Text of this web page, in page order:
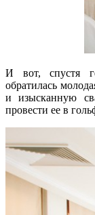
И вот, спустя
обратилась
и изысканную
провести ее в